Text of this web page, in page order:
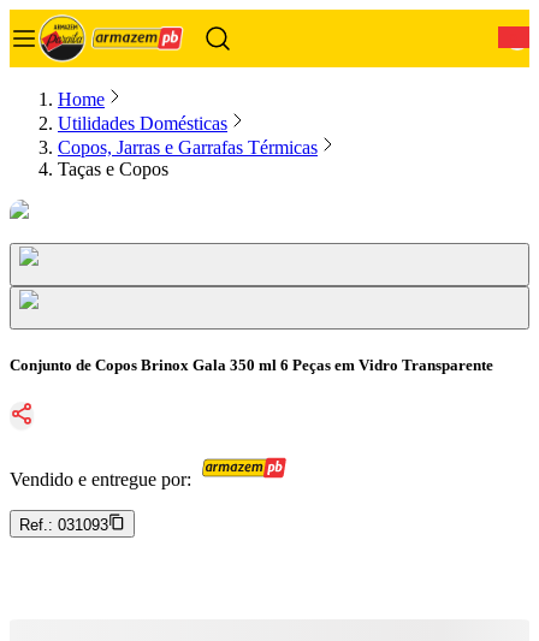
Home
Utilidades Domésticas
Copos, Jarras e Garrafas Térmicas
Taças e Copos
Conjunto de Copos Brinox Gala 350 ml 6 Peças em Vidro Transparente
Vendido e entregue por:
Ref.: 031093